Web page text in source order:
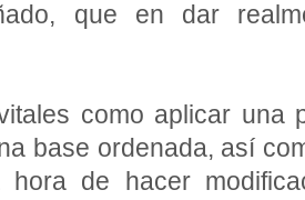
que en dar
como aplicar una
base ordenada, así
de hacer